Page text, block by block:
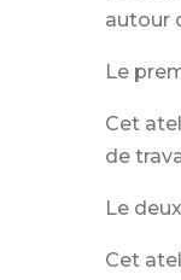
autour
Le
Cet
de
Le
Cet